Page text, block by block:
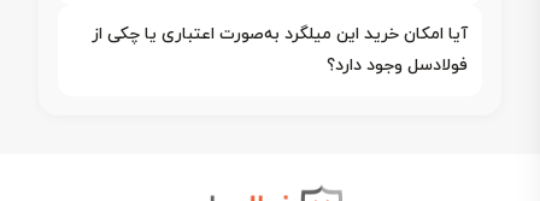
آیا امکان خرید این میلگرد به‌صورت اعتباری یا چکی از
فولادسل وجود دارد؟